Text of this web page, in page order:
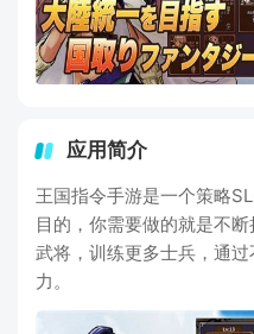
应用简介
王国指令手游是一个策略
目的，你需要做的就是不
武将，训练更多士兵，通
力。